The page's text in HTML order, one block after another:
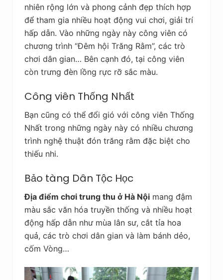
nhiên rộng lớn và phong cảnh đẹp thích hợp
để tham gia nhiều hoạt động vui chơi, giải trí
hấp dẫn. Vào những ngày này công viên có
chương trình “Đêm hội Trăng Rằm”, các trò
chơi dân gian… Bên cạnh đó, tại công viên
còn trưng đèn lồng rực rỡ sắc màu.
Công viên Thống Nhất
Bạn cũng có thể đổi gió với công viên Thống
Nhất trong những ngày này có nhiều chương
trình nghệ thuật đón trăng rằm đặc biệt cho
thiếu nhi.
Bảo tàng Dân Tộc Học
Địa điểm chơi trung thu ở Hà Nội mang đậm
màu sắc văn hóa truyền thống và nhiều hoạt
động hấp dẫn như mùa lân sư, cắt tỉa hoa
quả, các trò chơi dân gian và làm bánh dẻo,
cốm Vòng…